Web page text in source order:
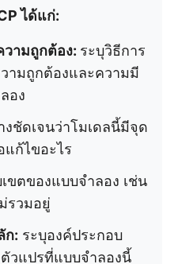
ได้แก่:
ามถูกต้อง: ระบุวิธีการ
ามถูกต้องและความมี
อง
งชัดเจนว่าโมเดลนี้มีจุด
แก้ไขอะไร
ขตของแบบจำลอง เช่น
รวมอยู่
ก: ระบุองค์ประกอบ
วแปรที่แบบจำลองนี้